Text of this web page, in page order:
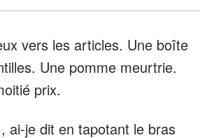
vers les articles. Une boîte
Une pomme meurtrie.
prix.
ai-je dit en tapotant le bras